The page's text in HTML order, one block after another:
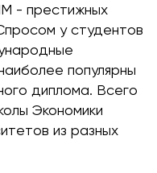
- престижных
у студентов
популярны
диплома. Всего
Экономики
из разных